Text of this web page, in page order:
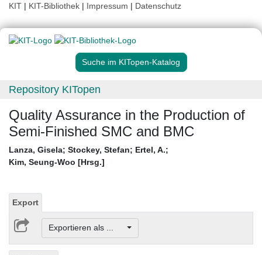
KIT | KIT-Bibliothek | Impressum | Datenschutz
Suche im KITopen-Katalog
Repository KITopen
Quality Assurance in the Production of
Semi-Finished SMC and BMC
Lanza, Gisela; Stockey, Stefan; Ertel, A.;
Kim, Seung-Woo [Hrsg.]
Export
Exportieren als ...